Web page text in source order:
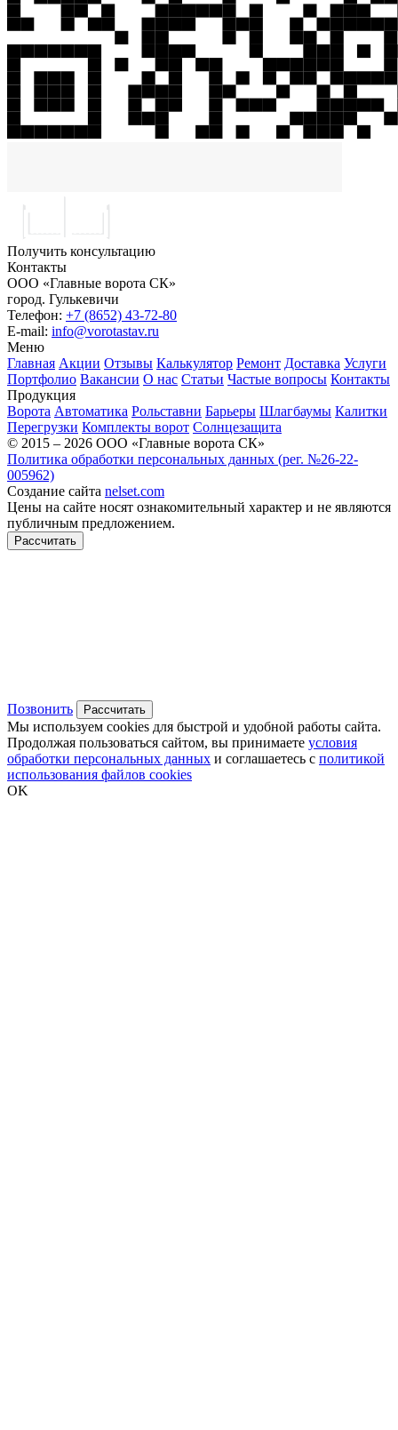
Получить консультацию
Контакты
ООО «Главные ворота СК»
город. Гулькевичи
Телефон: +7 (8652) 43-72-80
E-mail: info@vorotastav.ru
Меню
Главная Акции Отзывы Калькулятор Ремонт Доставка Услуги
Портфолио Вакансии О нас Статьи Частые вопросы Контакты
Продукция
Ворота Автоматика Рольставни Барьеры Шлагбаумы Калитки
Перегрузки Комплекты ворот Солнцезащита
© 2015 – 2026 ООО «Главные ворота СК»
Политика обработки персональных данных (рег. №26-22-
005962)
Создание сайта nelset.com
Цены на сайте носят ознакомительный характер и не являются
публичным предложением.
Рассчитать
Позвонить Рассчитать
Мы используем cookies для быстрой и удобной работы сайта.
Продолжая пользоваться сайтом, вы принимаете условия
обработки персональных данных и соглашаетесь с политикой
использования файлов cookies
OK